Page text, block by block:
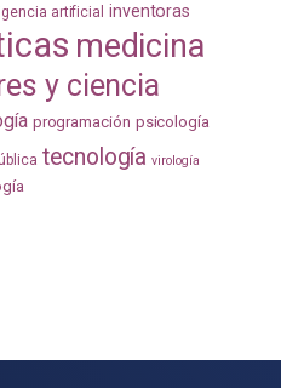
artificial inventoras
medicina
y ciencia
programación psicología
tecnología virología